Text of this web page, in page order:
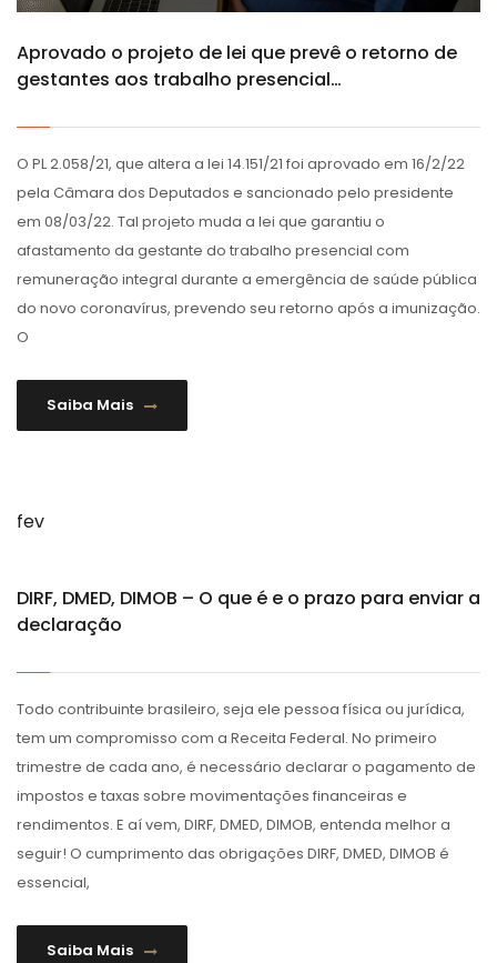
Aprovado o projeto de lei que prevê o retorno de
gestantes aos trabalho presencial…
O PL 2.058/21, que altera a lei 14.151/21 foi aprovado em 16/2/22
pela Câmara dos Deputados e sancionado pelo presidente
em 08/03/22. Tal projeto muda a lei que garantiu o
afastamento da gestante do trabalho presencial com
remuneração integral durante a emergência de saúde pública
do novo coronavírus, prevendo seu retorno após a imunização.
O
Saiba Mais
fev
DIRF, DMED, DIMOB – O que é e o prazo para enviar a
declaração
Todo contribuinte brasileiro, seja ele pessoa física ou jurídica,
tem um compromisso com a Receita Federal. No primeiro
trimestre de cada ano, é necessário declarar o pagamento de
impostos e taxas sobre movimentações financeiras e
rendimentos. E aí vem, DIRF, DMED, DIMOB, entenda melhor a
seguir! O cumprimento das obrigações DIRF, DMED, DIMOB é
essencial,
Saiba Mais